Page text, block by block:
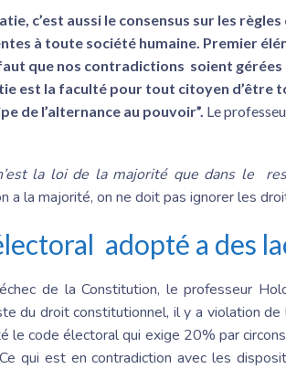
c’est aussi le consensus sur les
à toute société humaine. Premier
que nos contradictions soient gérées
est la faculté pour tout citoyen d’être
de l’alternance au pouvoir”. Le
la loi de la majorité que dans le
a la majorité, on ne doit pas ignorer les
adopté a des
de la Constitution, le professeur
du droit constitutionnel, il y a violation de
le code électoral qui exige 20% par
qui est en contradiction avec les